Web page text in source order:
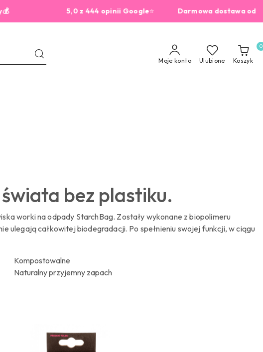
5,0 z 444 opinii Google ⭐Darmowa dostawa od 229zł
Moje konto Ulubione Koszyk
0
bez plastiku.
worki na odpady StarchBag. Zostały wykonane z biopolimeru
ulegają całkowitej biodegradacji. Po spełnieniu swojej funkcji, w ciągu
Kompostowalne
Naturalny przyjemny zapach